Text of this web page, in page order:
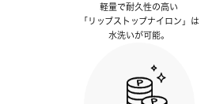
軽量で耐久性の高い
「リップストップナイロン」は
水洗いが可能。